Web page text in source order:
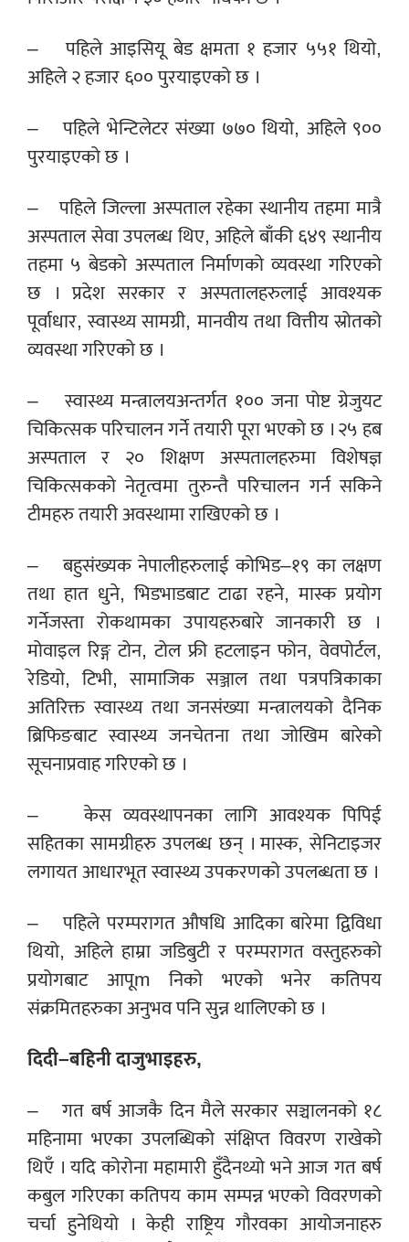
– पहिले आइसियू बेड क्षमता १ हजार ५५१ थियो,
अहिले २ हजार ६०० पुरयाइएको छ ।
– पहिले भेन्टिलेटर संख्या ७७० थियो, अहिले ९००
पुरयाइएको छ ।
– पहिले जिल्ला अस्पताल रहेका स्थानीय तहमा मात्रै
अस्पताल सेवा उपलब्ध थिए, अहिले बाँकी ६४९ स्थानीय
तहमा ५ बेडको अस्पताल निर्माणको व्यवस्था गरिएको
छ । प्रदेश सरकार र अस्पतालहरुलाई आवश्यक
पूर्वाधार, स्वास्थ्य सामग्री, मानवीय तथा वित्तीय स्रोतको
व्यवस्था गरिएको छ ।
– स्वास्थ्य मन्त्रालयअन्तर्गत १०० जना पोष्ट ग्रेजुयट
चिकित्सक परिचालन गर्ने तयारी पूरा भएको छ । २५ हब
अस्पताल र २० शिक्षण अस्पतालहरुमा विशेषज्ञ
चिकित्सकको नेतृत्वमा तुरुन्तै परिचालन गर्न सकिने
टीमहरु तयारी अवस्थामा राखिएको छ ।
– बहुसंख्यक नेपालीहरुलाई कोभिड–१९ का लक्षण
तथा हात धुने, भिडभाडबाट टाढा रहने, मास्क प्रयोग
गर्नेजस्ता रोकथामका उपायहरुबारे जानकारी छ ।
मोवाइल रिङ्ग टोन, टोल फ्री हटलाइन फोन, वेवपोर्टल,
रेडियो, टिभी, सामाजिक सञ्जाल तथा पत्रपत्रिकाका
अतिरिक्त स्वास्थ्य तथा जनसंख्या मन्त्रालयको दैनिक
ब्रिफिङबाट स्वास्थ्य जनचेतना तथा जोखिम बारेको
सूचनाप्रवाह गरिएको छ ।
– केस व्यवस्थापनका लागि आवश्यक पिपिई
सहितका सामग्रीहरु उपलब्ध छन् । मास्क, सेनिटाइजर
लगायत आधारभूत स्वास्थ्य उपकरणको उपलब्धता छ ।
– पहिले परम्परागत औषधि आदिका बारेमा द्विविधा
थियो, अहिले हाम्रा जडिबुटी र परम्परागत वस्तुहरुको
प्रयोगबाट आपूm निको भएको भनेर कतिपय
संक्रमितहरुका अनुभव पनि सुन्न थालिएको छ ।
दिदी–बहिनी दाजुभाइहरु,
– गत बर्ष आजकै दिन मैले सरकार सञ्चालनको १८
महिनामा भएका उपलब्धिको संक्षिप्त विवरण राखेको
थिएँ । यदि कोरोना महामारी हुँदैनथ्यो भने आज गत बर्ष
कबुल गरिएका कतिपय काम सम्पन्न भएको विवरणको
चर्चा हुनेथियो । केही राष्ट्रिय गौरवका आयोजनाहरु